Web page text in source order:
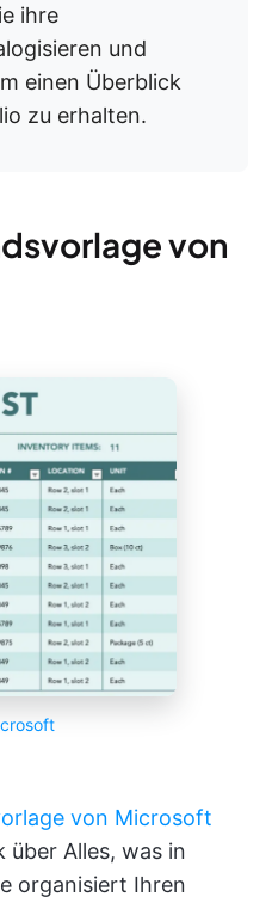
ihre
und
einen Überblick
zu erhalten.
von
von Microsoft
über Alles, was in
organisiert Ihren